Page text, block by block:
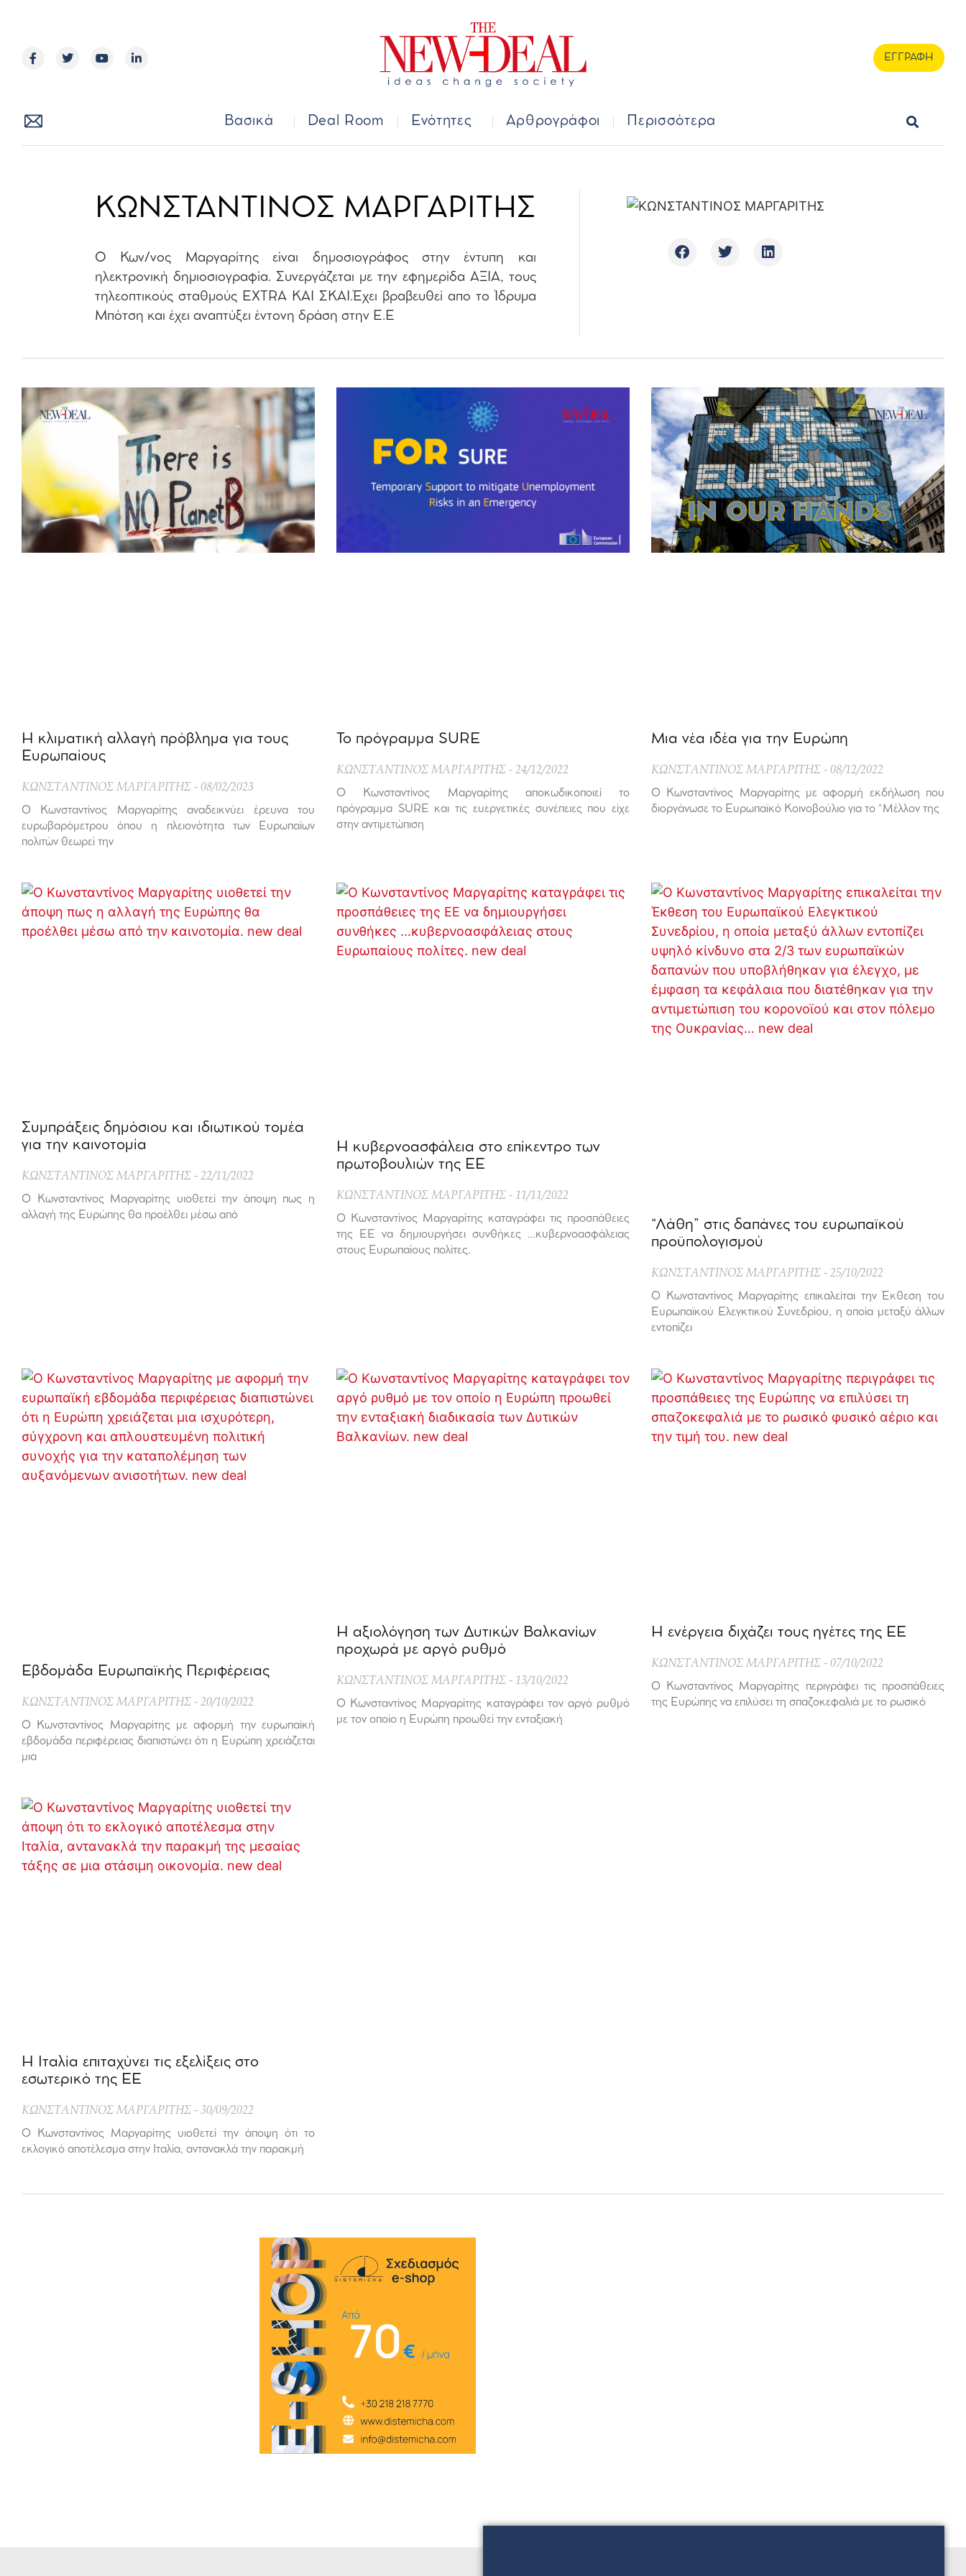
Ενότητες Αρθρογράφοι
ΕΓΓΡΑΦΗ
Βασικά Deal Room Ενότητες Αρθρογράφοι Περισσότερα
ΚΩΝΣΤΑΝΤΙΝΟΣ ΜΑΡΓΑΡΙΤΗΣ
Ο Κων/νος Μαργαρίτης είναι δημοσιογράφος στην έντυπη και
ηλεκτρονική δημιοσιογραφία. Συνεργάζεται με την εφημερίδα ΑΞΙΑ, τους
τηλεοπτικούς σταθμούς EXTRA ΚΑΙ ΣΚΑΙ.Έχει βραβευθεί απο το Ίδρυμα
Μπότση και έχει αναπτύξει έντονη δράση στην Ε.Ε
Η κλιματική αλλαγή πρόβλημα για τους
Ευρωπαίους
ΚΩΝΣΤΑΝΤΙΝΟΣ ΜΑΡΓΑΡΙΤΗΣ 08/02/2023
Ο Κωνσταντίνος Μαργαρίτης αναδεικνύει έρευνα του
ευρωβαρόμετρου όπου η πλειονότητα των Ευρωπαίων
πολιτών θεωρεί την
Το πρόγραμμα SURE
ΚΩΝΣΤΑΝΤΙΝΟΣ ΜΑΡΓΑΡΙΤΗΣ 24/12/2022
Ο Κωνσταντίνος Μαργαρίτης αποκωδικοποιεί το
πρόγραμμα SURE και τις ευεργετικές συνέπειες που είχε
στην αντιμετώπιση
Μια νέα ιδέα για την Ευρώπη
ΚΩΝΣΤΑΝΤΙΝΟΣ ΜΑΡΓΑΡΙΤΗΣ 08/12/2022
Ο Κωνσταντίνος Μαργαρίτης με αφορμή εκδήλωση που
διοργάνωσε το Ευρωπαϊκό Κοινοβούλιο για το “Μέλλον της
Συμπράξεις δημόσιου και ιδιωτικού τομέα
για την καινοτομία
ΚΩΝΣΤΑΝΤΙΝΟΣ ΜΑΡΓΑΡΙΤΗΣ 22/11/2022
Ο Κωνσταντίνος Μαργαρίτης υιοθετεί την άποψη πως η
αλλαγή της Ευρώπης θα προέλθει μέσω από
Η κυβερνοασφάλεια στο επίκεντρο των
πρωτοβουλιών της ΕΕ
ΚΩΝΣΤΑΝΤΙΝΟΣ ΜΑΡΓΑΡΙΤΗΣ 11/11/2022
Ο Κωνσταντίνος Μαργαρίτης καταγράφει τις προσπάθειες
της ΕΕ να δημιουργήσει συνθήκες …κυβερνοασφάλειας
στους Ευρωπαίους πολίτες.
“Λάθη” στις δαπάνες του ευρωπαϊκού
προϋπολογισμού
ΚΩΝΣΤΑΝΤΙΝΟΣ ΜΑΡΓΑΡΙΤΗΣ 25/10/2022
Ο Κωνσταντίνος Μαργαρίτης επικαλείται την Έκθεση του
Ευρωπαϊκού Ελεγκτικού Συνεδρίου, η οποία μεταξύ άλλων
εντοπίζει
Εβδομάδα Ευρωπαϊκής Περιφέρειας
ΚΩΝΣΤΑΝΤΙΝΟΣ ΜΑΡΓΑΡΙΤΗΣ 20/10/2022
Ο Κωνσταντίνος Μαργαρίτης με αφορμή την ευρωπαϊκή
εβδομάδα περιφέρειας διαπιστώνει ότι η Ευρώπη χρειάζεται
μια
Η αξιολόγηση των Δυτικών Βαλκανίων
προχωρά με αργό ρυθμό
ΚΩΝΣΤΑΝΤΙΝΟΣ ΜΑΡΓΑΡΙΤΗΣ 13/10/2022
Ο Κωνσταντίνος Μαργαρίτης καταγράφει τον αργό ρυθμό
με τον οποίο η Ευρώπη προωθεί την ενταξιακή
Η ενέργεια διχάζει τους ηγέτες της ΕΕ
ΚΩΝΣΤΑΝΤΙΝΟΣ ΜΑΡΓΑΡΙΤΗΣ 07/10/2022
Ο Κωνσταντίνος Μαργαρίτης περιγράφει τις προσπάθειες
της Ευρώπης να επιλύσει τη σπαζοκεφαλιά με το ρωσικό
Η Ιταλία επιταχύνει τις εξελίξεις στο
εσωτερικό της ΕΕ
ΚΩΝΣΤΑΝΤΙΝΟΣ ΜΑΡΓΑΡΙΤΗΣ 30/09/2022
Ο Κωνσταντίνος Μαργαρίτης υιοθετεί την άποψη ότι το
εκλογικό αποτέλεσμα στην Ιταλία, αντανακλά την παρακμή